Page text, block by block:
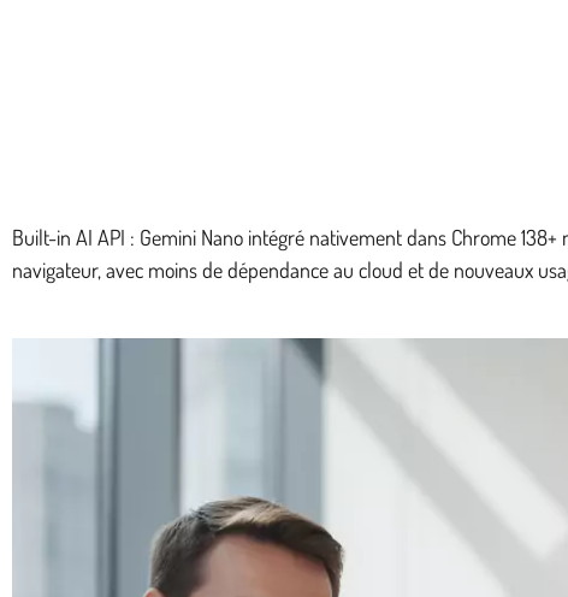
Built-in AI API : Gemini Nano intégré nativement dans Chrome
navigateur, avec moins de dépendance au cloud et de nouveaux